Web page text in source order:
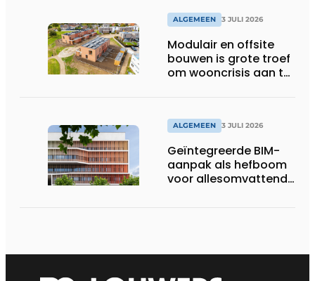
ALGEMEEN 3 JULI 2026
Modulair en offsite
bouwen is grote troef
om wooncrisis aan te
ALGEMEEN 3 JULI 2026
Geïntegreerde BIM-
aanpak als hefboom
voor allesomvattende